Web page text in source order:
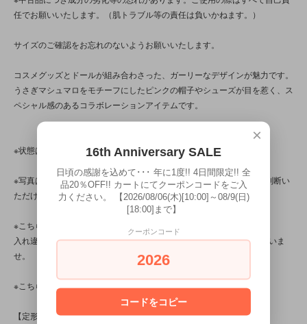
任でお願いいたします。（肌トラブル等の責任は負いかねます。）
サイズのご確認をお忘れのないようお願いいたします。
コスメグッズとドールが組み合わさった、ガーリーなデザインが魅力です。
うさぎマシュマロをモチーフにしたピンクの帽子やシューズが目を惹く、ス
ペシャル感のあるコラボレーションアイテムです。
※状態は、6枚の写真と併せてご確認ください。
※写真は、光の当たり方によって見え方が変わるため、トータル的に判断い
ただけると幸いです。
※こちらの商品は店頭でも販売しています。
入れ違いで完売してしまう場合がございます。その際はご容赦くださいま
せ。
※こちらの商品は、中古・ヴィンテージ品です。
【定形外対応商品】
×
16th Anniversary SALE
日頃の感謝を込めて･･･ 年に1度!! 4日間限定!! 全
品20％OFF!! カートにてクーポンコードをご入
力ください。 【2026/08/06(木)[10:00]～08/9(日)
[18:00]まで】
クーポンコード
2026
コードをコピー